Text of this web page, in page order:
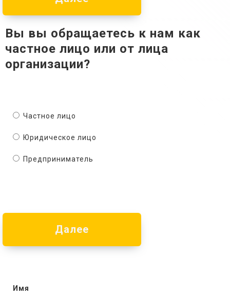
Вы вы обращаетесь к нам как
частное лицо или от лица
организации?
Частное лицо
Юридическое лицо
Предприниматель
Далее
Имя